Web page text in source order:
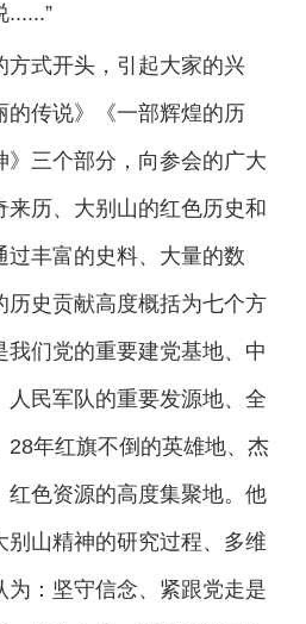
......”
方式开头，引起大家的兴
的传说》《一部辉煌的历
》三个部分，向参会的广大
来历、大别山的红色历史和
过丰富的史料、大量的数
历史贡献高度概括为七个方
我们党的重要建党基地、中
人民军队的重要发源地、全
28年红旗不倒的英雄地、杰
红色资源的高度集聚地。他
别山精神的研究过程、多维
为：坚守信念、紧跟党走是